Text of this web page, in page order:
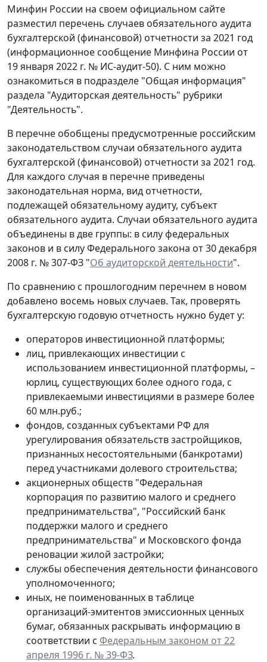
Минфин России на своем официальном сайте
разместил перечень случаев обязательного аудита
бухгалтерской (финансовой) отчетности за 2021 год
(информационное сообщение Минфина России от
19 января 2022 г. № ИС-аудит-50). С ним можно
ознакомиться в подразделе "Общая информация"
раздела "Аудиторская деятельность" рубрики
"Деятельность".
В перечне обобщены предусмотренные российским
законодательством случаи обязательного аудита
бухгалтерской (финансовой) отчетности за 2021 год.
Для каждого случая в перечне приведены
законодательная норма, вид отчетности,
подлежащей обязательному аудиту, субъект
обязательного аудита. Случаи обязательного аудита
объединены в две группы: в силу федеральных
законов и в силу Федерального закона от 30 декабря
2008 г. № 307-ФЗ "Об аудиторской деятельности".
По сравнению с прошлогодним перечнем в новом
добавлено восемь новых случаев. Так, проверять
бухгалтерскую годовую отчетность нужно будет у:
операторов инвестиционной платформы;
лиц, привлекающих инвестиции с
использованием инвестиционной платформы, –
юрлиц, существующих более одного года, с
привлекаемыми инвестициями в размере более
60 млн.руб.;
фондов, созданных субъектами РФ для
урегулирования обязательств застройщиков,
признанных несостоятельными (банкротами)
перед участниками долевого строительства;
акционерных обществ "Федеральная
корпорация по развитию малого и среднего
предпринимательства", "Российский банк
поддержки малого и среднего
предпринимательства" и Московского фонда
реновации жилой застройки;
службы обеспечения деятельности финансового
уполномоченного;
иных, не поименованных в таблице
организаций-эмитентов эмиссионных ценных
бумаг, обязанных раскрывать информацию в
соответствии с Федеральным законом от 22
апреля 1996 г. № 39-ФЗ.